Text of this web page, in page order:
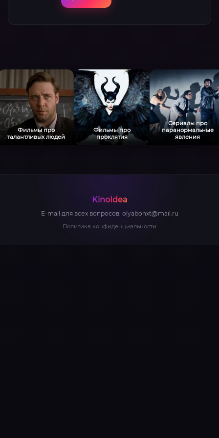
счастье…
Фильмы про
талантливых людей
Фильмы про
проклятия
Сериалы про
паранормальные
явления
KinoIdea
E-mail для всех вопросов: olyabonxt@mail.ru
Политика конфиденциальности